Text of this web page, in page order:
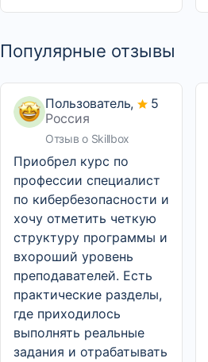
Популярные отзывы
Пользователь,
Россия
Отзыв о Skillbox
5
Приобрел курс по
профессии специалист
по кибербезопасности и
хочу отметить четкую
структуру программы и
вхороший уровень
преподавателей. Есть
практические разделы,
где приходилось
выполнять реальные
задания и отрабатывать